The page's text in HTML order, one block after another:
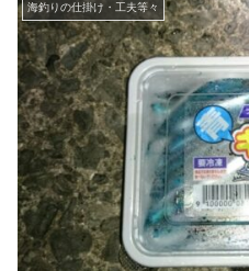
海釣りの仕掛け・工夫等々